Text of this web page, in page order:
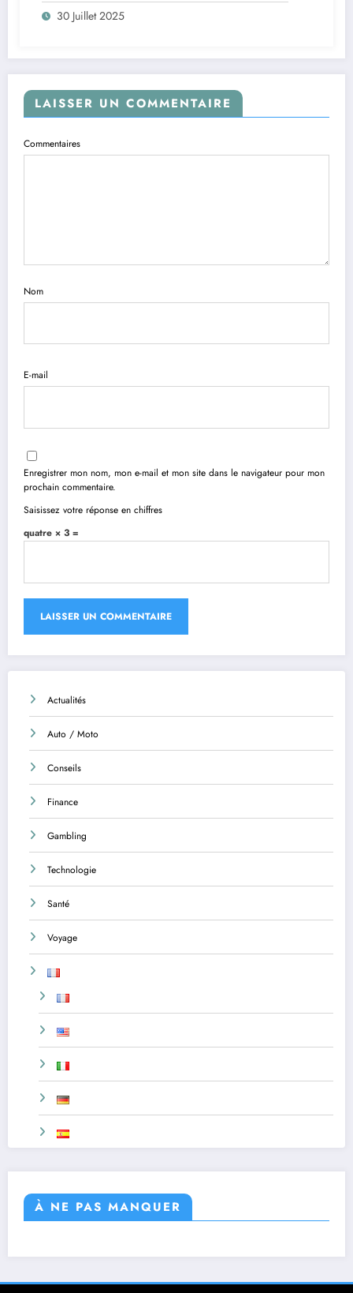
30 Juillet 2025
LAISSER UN COMMENTAIRE
Commentaires
Nom
E-mail
Enregistrer mon nom, mon e-mail et mon site dans le navigateur pour mon
prochain commentaire.
Saisissez votre réponse en chiffres
quatre × 3 =
Actualités
Auto / Moto
Conseils
Finance
Gambling
Technologie
Santé
Voyage
À NE PAS MANQUER